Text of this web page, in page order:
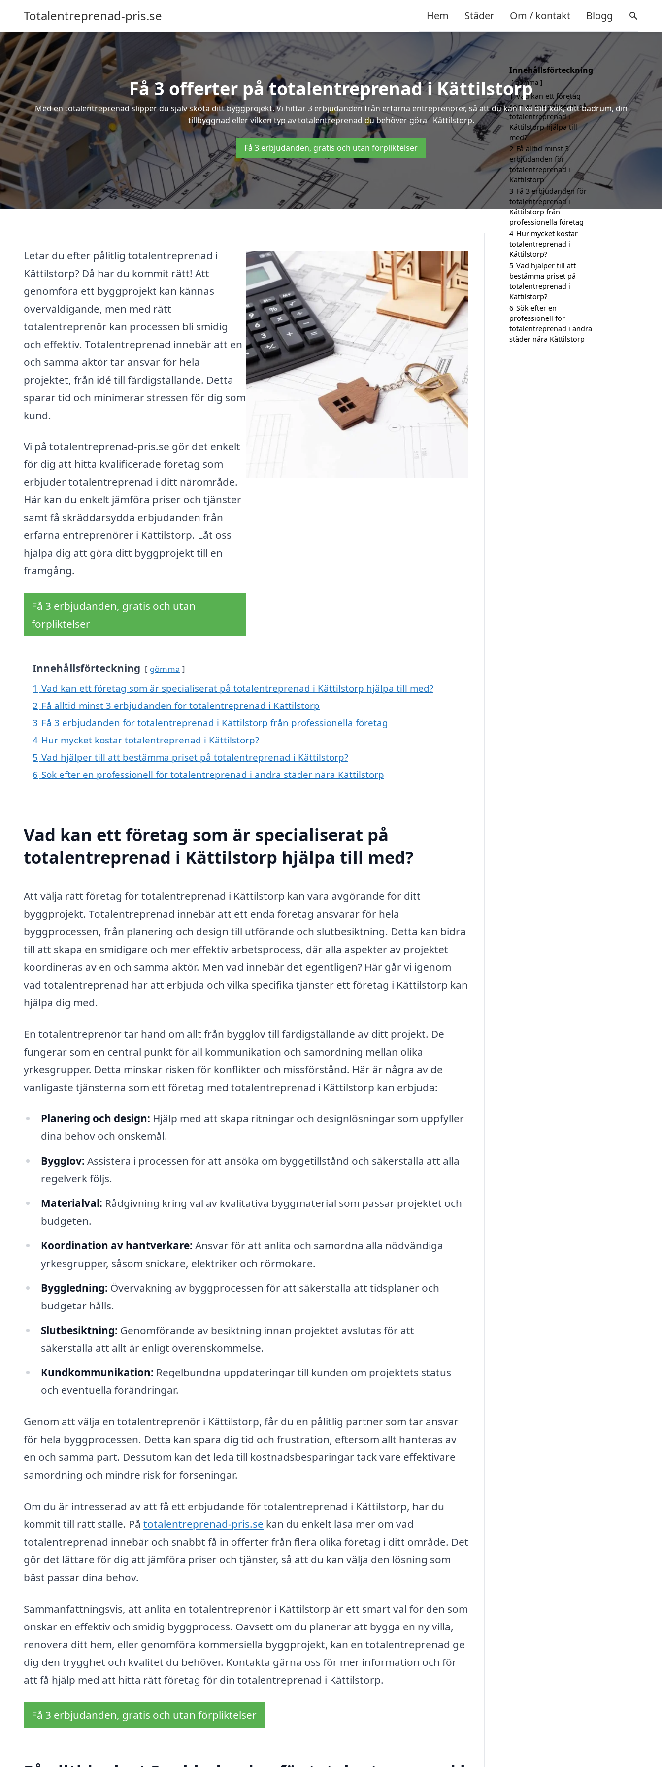
Totalentreprenad-pris.se Hem Städer Om / kontakt Blogg
Få 3 offerter på totalentreprenad i Kättilstorp
Med en totalentreprenad slipper du själv sköta ditt byggprojekt. Vi hittar 3 erbjudanden från erfarna entreprenörer, så att du kan fixa ditt kök, ditt badrum, din
tillbyggnad eller vilken typ av totalentreprenad du behöver göra i Kättilstorp.
Få 3 erbjudanden, gratis och utan förpliktelser
Letar du efter pålitlig totalentreprenad i
Kättilstorp? Då har du kommit rätt! Att
genomföra ett byggprojekt kan kännas
överväldigande, men med rätt
totalentreprenör kan processen bli smidig
och effektiv. Totalentreprenad innebär att en
och samma aktör tar ansvar för hela
projektet, från idé till färdigställande. Detta
sparar tid och minimerar stressen för dig som
kund.
Vi på totalentreprenad-pris.se gör det enkelt
för dig att hitta kvalificerade företag som
erbjuder totalentreprenad i ditt närområde.
Här kan du enkelt jämföra priser och tjänster
samt få skräddarsydda erbjudanden från
erfarna entreprenörer i Kättilstorp. Låt oss
hjälpa dig att göra ditt byggprojekt till en
framgång.
Få 3 erbjudanden, gratis och utan
förpliktelser
Innehållsförteckning gömma
1 Vad kan ett företag som är specialiserat på totalentreprenad i Kättilstorp hjälpa till med?
2 Få alltid minst 3 erbjudanden för totalentreprenad i Kättilstorp
3 Få 3 erbjudanden för totalentreprenad i Kättilstorp från professionella företag
4 Hur mycket kostar totalentreprenad i Kättilstorp?
5 Vad hjälper till att bestämma priset på totalentreprenad i Kättilstorp?
6 Sök efter en professionell för totalentreprenad i andra städer nära Kättilstorp
Vad kan ett företag som är specialiserat på
totalentreprenad i Kättilstorp hjälpa till med?
Att välja rätt företag för totalentreprenad i Kättilstorp kan vara avgörande för ditt
byggprojekt. Totalentreprenad innebär att ett enda företag ansvarar för hela
byggprocessen, från planering och design till utförande och slutbesiktning. Detta kan bidra
till att skapa en smidigare och mer effektiv arbetsprocess, där alla aspekter av projektet
koordineras av en och samma aktör. Men vad innebär det egentligen? Här går vi igenom
vad totalentreprenad har att erbjuda och vilka specifika tjänster ett företag i Kättilstorp kan
hjälpa dig med.
En totalentreprenör tar hand om allt från bygglov till färdigställande av ditt projekt. De
fungerar som en central punkt för all kommunikation och samordning mellan olika
yrkesgrupper. Detta minskar risken för konflikter och missförstånd. Här är några av de
vanligaste tjänsterna som ett företag med totalentreprenad i Kättilstorp kan erbjuda:
Planering och design: Hjälp med att skapa ritningar och designlösningar som uppfyller
dina behov och önskemål.
Bygglov: Assistera i processen för att ansöka om byggetillstånd och säkerställa att alla
regelverk följs.
Materialval: Rådgivning kring val av kvalitativa byggmaterial som passar projektet och
budgeten.
Koordination av hantverkare: Ansvar för att anlita och samordna alla nödvändiga
yrkesgrupper, såsom snickare, elektriker och rörmokare.
Byggledning: Övervakning av byggprocessen för att säkerställa att tidsplaner och
budgetar hålls.
Slutbesiktning: Genomförande av besiktning innan projektet avslutas för att
säkerställa att allt är enligt överenskommelse.
Kundkommunikation: Regelbundna uppdateringar till kunden om projektets status
och eventuella förändringar.
Genom att välja en totalentreprenör i Kättilstorp, får du en pålitlig partner som tar ansvar
för hela byggprocessen. Detta kan spara dig tid och frustration, eftersom allt hanteras av
en och samma part. Dessutom kan det leda till kostnadsbesparingar tack vare effektivare
samordning och mindre risk för förseningar.
Om du är intresserad av att få ett erbjudande för totalentreprenad i Kättilstorp, har du
kommit till rätt ställe. På totalentreprenad-pris.se kan du enkelt läsa mer om vad
totalentreprenad innebär och snabbt få in offerter från flera olika företag i ditt område. Det
gör det lättare för dig att jämföra priser och tjänster, så att du kan välja den lösning som
bäst passar dina behov.
Sammanfattningsvis, att anlita en totalentreprenör i Kättilstorp är ett smart val för den som
önskar en effektiv och smidig byggprocess. Oavsett om du planerar att bygga en ny villa,
renovera ditt hem, eller genomföra kommersiella byggprojekt, kan en totalentreprenad ge
dig den trygghet och kvalitet du behöver. Kontakta gärna oss för mer information och för
att få hjälp med att hitta rätt företag för din totalentreprenad i Kättilstorp.
Få 3 erbjudanden, gratis och utan förpliktelser
Innehållsförteckning
gömma
1 Vad kan ett företag
som är specialiserat på
totalentreprenad i
Kättilstorp hjälpa till
med?
2 Få alltid minst 3
erbjudanden för
totalentreprenad i
Kättilstorp
3 Få 3 erbjudanden för
totalentreprenad i
Kättilstorp från
professionella företag
4 Hur mycket kostar
totalentreprenad i
Kättilstorp?
5 Vad hjälper till att
bestämma priset på
totalentreprenad i
Kättilstorp?
6 Sök efter en
professionell för
totalentreprenad i andra
städer nära Kättilstorp